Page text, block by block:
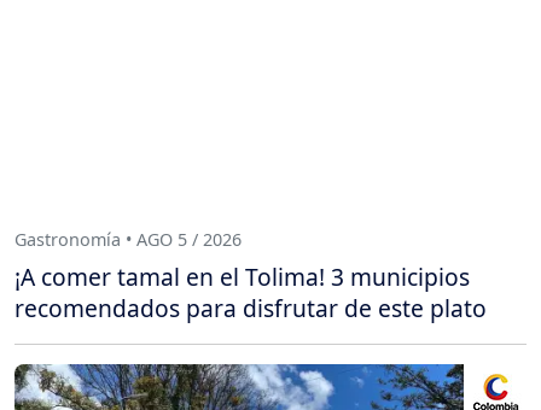
Gastronomía • AGO 5 / 2026
¡A comer tamal en el Tolima! 3 municipios
recomendados para disfrutar de este plato